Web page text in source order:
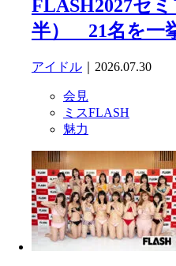
FLASH2027セ
半） 21名を一
アイドル ｜2026.07.30
会見
ミスFLASH
魅力